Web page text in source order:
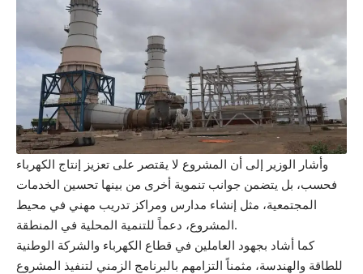
وأشار الوزير إلى أن المشروع لا يقتصر على تعزيز إنتاج الكهرباء
فحسب، بل يتضمن جوانب تنموية أخرى من بينها تحسين الخدمات
المجتمعية، مثل إنشاء مدارس ومراكز تدريب مهني في محيط
المشروع، دعماً للتنمية المحلية في المنطقة.
كما أشاد بجهود العاملين في قطاع الكهرباء والشركة الوطنية
للطاقة والهندسة، مثمناً التزامهم بالبرنامج الزمني لتنفيذ المشروع